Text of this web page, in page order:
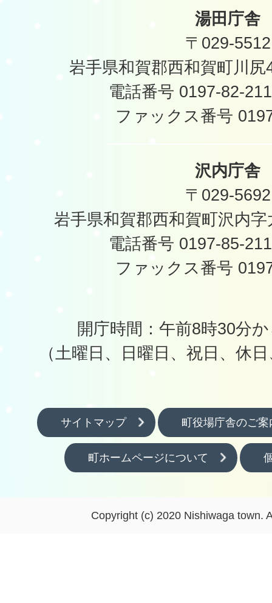
湯田庁舎
〒029-5512
岩手県和賀郡西和賀町川
電話番号 0197-82-
ファックス番号
沢内庁舎
〒029-5692
岩手県和賀郡西和賀町沢内
電話番号 0197-85-
ファックス番号
開庁時間：午前8時30分
（土曜日、日曜日、祝日、休
サイトマップ 町役場庁舎のご案
町ホームページについて
Copyright (c) 2020 Nishiwaga town.